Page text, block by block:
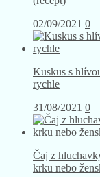
02/09/2021 0
Kuskus s
rychle
31/08/2021 0
Čaj z
krku nebo